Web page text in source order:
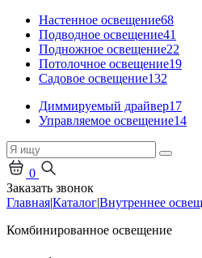
Настенное освещение68
Подводное освещение41
Подножное освещение22
Потолочное освещение19
Садовое освещение132
Диммируемый драйвер17
Управляемое освещение14
0
Заказать звонок
Главная|Каталог|Внутреннее
Комбинированное освещение